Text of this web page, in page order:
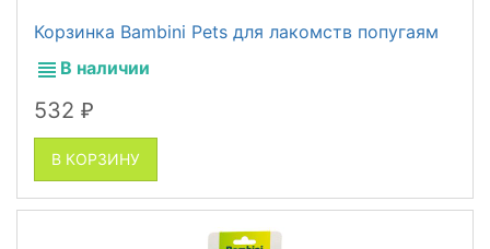
Корзинка Bambini Pets для лакомств попугаям
В наличии
532 ₽
В КОРЗИНУ